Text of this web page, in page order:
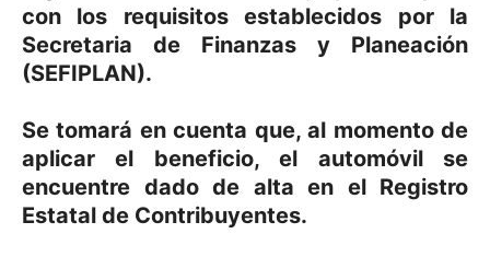
con los requisitos establecidos por la
Secretaria de Finanzas y Planeación
(SEFIPLAN).
Se tomará en cuenta que, al momento de
aplicar el beneficio, el automóvil se
encuentre dado de alta en el Registro
Estatal de Contribuyentes.